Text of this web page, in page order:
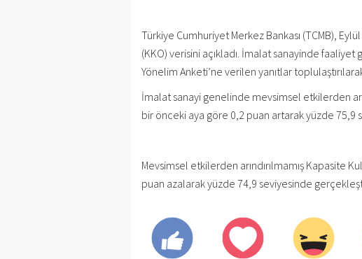
Türkiye Cumhuriyet Merkez Bankası (TCMB),
(KKO) verisini açıkladı. İmalat sanayinde
Yönelim Anketi’ne verilen yanıtlar
İmalat sanayi genelinde mevsimsel etkilerden
bir önceki aya göre 0,2 puan artarak yüzde 75,9
Mevsimsel etkilerden arındırılmamış Kapasite
puan azalarak yüzde 74,9 seviyesinde